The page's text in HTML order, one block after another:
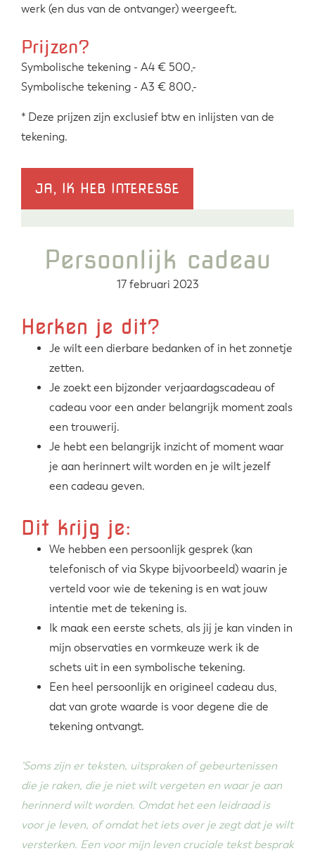
werk (en dus van de ontvanger) weergeeft.
Prijzen?
Symbolische tekening - A4 € 500,-
Symbolische tekening - A3 € 800,-
* Deze prijzen zijn exclusief btw en inlijsten van de
tekening.
JA, IK HEB INTERESSE
Persoonlijk cadeau
17 februari 2023
Herken je dit?
Je wilt een dierbare bedanken of in het zonnetje
zetten.
Je zoekt een bijzonder verjaardagscadeau of
cadeau voor een ander belangrijk moment zoals
een trouwerij.
Je hebt een belangrijk inzicht of moment waar
je aan herinnert wilt worden en je wilt jezelf
een cadeau geven.
Dit krijg je:
We hebben een persoonlijk gesprek (kan
telefonisch of via Skype bijvoorbeeld) waarin je
verteld voor wie de tekening is en wat jouw
intentie met de tekening is.
Ik maak een eerste schets, als jij je kan vinden in
mijn observaties en vormkeuze werk ik de
schets uit in een symbolische tekening.
Een heel persoonlijk en origineel cadeau dus,
dat van grote waarde is voor degene die de
tekening ontvangt.
‘Soms zijn er teksten, uitspraken of gebeurtenissen
die je raken, die je niet wilt vergeten en waar je aan
herinnerd wilt worden. Omdat het een leidraad is
voor je leven, of omdat het iets over je zegt dat je wilt
versterken. Een voor mijn leven cruciale tekst besprak